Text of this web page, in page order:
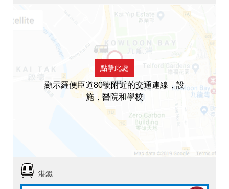
點擊此處
顯示羅便臣道80號附近的交通連線，設
施，醫院和學校
港鐵